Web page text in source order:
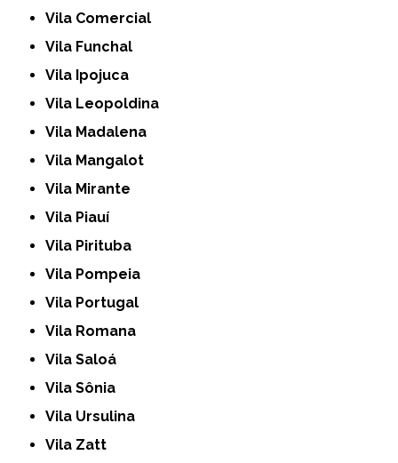
Vila Comercial
Vila Funchal
Vila Ipojuca
Vila Leopoldina
Vila Madalena
Vila Mangalot
Vila Mirante
Vila Piauí
Vila Pirituba
Vila Pompeia
Vila Portugal
Vila Romana
Vila Saloá
Vila Sônia
Vila Ursulina
Vila Zatt